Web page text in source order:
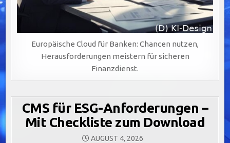
Europäische Cloud für Banken: Chancen nutzen,
Herausforderungen meistern für sicheren
Finanzdienst.
CMS für ESG-Anforderungen –
Mit Checkliste zum Download
AUGUST 4, 2026